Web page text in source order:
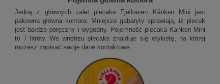
Jedną z głównych zalet plecaka Fjällräven Kånken Mini jest
pakowna główna komora. Mniejsze gabaryty sprawiają, iż plecak
jest bardzo poręczny i wygodny. Pojemność plecaka Kanken Mini
to 7 litrów. We wnętrzu plecaka znajduje się etykietę, na której
możesz zapisać swoje dane kontaktowe.